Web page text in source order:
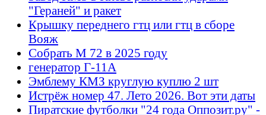
"Гераней" и ракет
Крышку переднего гтц или гтц в сборе
Вояж
Собрать М 72 в 2025 году
генератор Г-11А
Эмблему КМЗ круглую куплю 2 шт
Истрёж номер 47. Лето 2026. Вот эти даты
Пиратские футболки "24 года Оппозит.ру" -